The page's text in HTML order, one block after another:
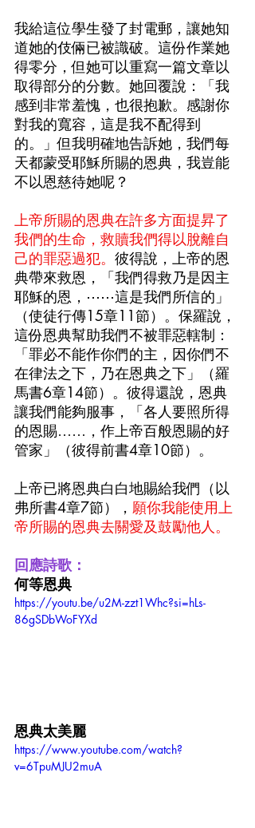
我給這位學生發了封電郵，讓她知
道她的伎倆已被識破。這份作業她
得零分，但她可以重寫一篇文章以
取得部分的分數。她回覆說：「我
感到非常羞愧，也很抱歉。感謝你
對我的寬容，這是我不配得到
的。」但我明確地告訴她，我們每
天都蒙受耶穌所賜的恩典，我豈能
不以恩慈待她呢？
上帝所賜的恩典在許多方面提昇了
我們的生命，救贖我們得以脫離自
己的罪惡過犯。 彼得說，上帝的恩
典帶來救恩，「我們得救乃是因主
耶穌的恩，⋯⋯這是我們所信的」
（使徒行傳15章11節）。保羅說，
這份恩典幫助我們不被罪惡轄制：
「罪必不能作你們的主，因你們不
在律法之下，乃在恩典之下」（羅
馬書6章14節）。彼得還說，恩典
讓我們能夠服事，「各人要照所得
的恩賜……，作上帝百般恩賜的好
管家」（彼得前書4章10節）。
上帝已將恩典白白地賜給我們（以
弗所書4章7節）， 願你我能使用上
帝所賜的恩典去關愛及鼓勵他人。
回應詩歌：
何等恩典
https://youtu.be/u2M-zzt1Whc?si=hLs-
86gSDbWoFYXd
恩典太美麗
https://www.youtube.com/watch?
v=6TpuMJU2muA